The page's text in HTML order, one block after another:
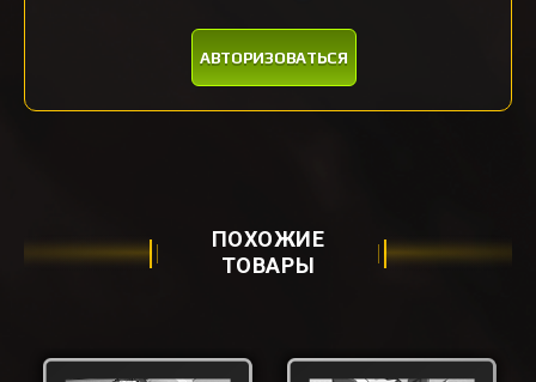
АВТОРИЗОВАТЬСЯ
ПОХОЖИЕ
ТОВАРЫ